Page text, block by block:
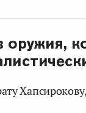
оружия,